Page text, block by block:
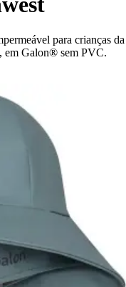
para crianças da
em Galon® sem PVC.